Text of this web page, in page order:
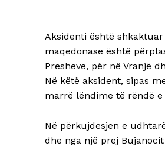
Aksidenti është
maqedonase është
Presheve, për në Vranjë
Në këtë aksident, sipas
marrë lëndime të rëndë e
Në përkujdesjen e
dhe nga një prej